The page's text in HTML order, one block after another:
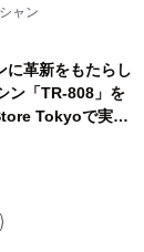
ャン
に革新をもたらし
ン「TR-808」を
Tokyoで実機
ャンペーンを開
」の 特別プログ
チャーしたアニ